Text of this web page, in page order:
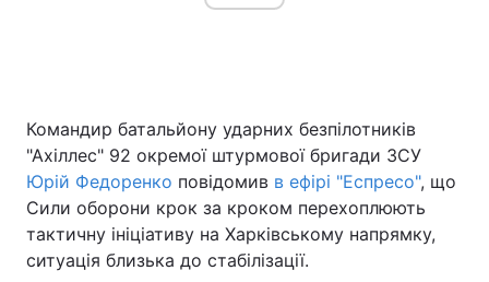
Командир батальйону ударних безпілотників
"Ахіллес" 92 окремої штурмової бригади ЗСУ
Юрій Федоренко повідомив в ефірі "Еспресо", що
Сили оборони крок за кроком перехоплюють
тактичну ініціативу на Харківському напрямку,
ситуація близька до стабілізації.